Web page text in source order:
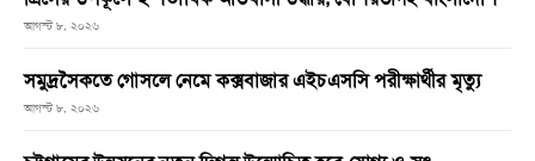
আগস্ট ৮, ২০২৬
সমুদ্রসৈকতে গোসলে নেমে কক্সবাজার এইচএসসি পরীক্ষার্থীর মৃত্যু
আগস্ট ৮, ২০২৬